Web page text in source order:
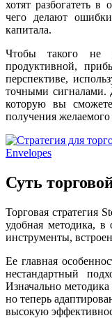
хотят разбогатеть
чего делают
капитала.
Чтобы такого не
продуктивной,
перспективе,
точными сигналами.
которую вы
получения желаемого
Суть
Торговая стратегия
удобная методика, в
инструменты,
Ее главная
нестандартный
Изначально
но теперь
высокую